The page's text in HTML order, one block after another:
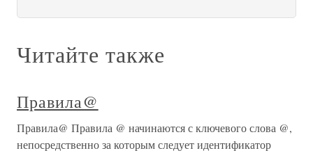
Читайте также
Правила@
Правила@ Правила @ начинаются с ключевого слова @,
непосредственно за которым следует идентификатор